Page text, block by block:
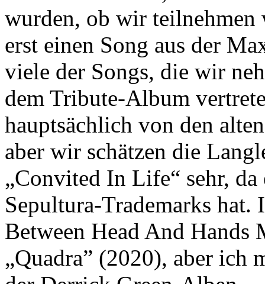
wurden, ob wir
erst einen Song aus der
viele der Songs, die wir
dem Tribute-Album
hauptsächlich von den
aber wir schätzen die
„Convited In Life“ sehr, da
Sepultura-Trademarks
Between Head And Hands
„Quadra” (2020), aber ich